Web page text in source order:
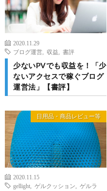
2020.11.29
ブログ運営
収益 書評
少ないPVでも収益を！「少
ないアクセスで稼ぐブログ
運営法」【書評】
日用品・商品レビュー等
2020.11.15
gellight
ゲルクッション
ゲルラ